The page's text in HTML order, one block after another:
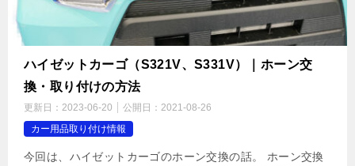
ハイゼットカーゴ（S321V、S331V）｜ホーン交
換・取り付けの方法
更新日： 2023-06-20 公開日： 2021-08-26
カー用品取り付け情報
今回は、ハイゼットカーゴのホーン交換の話。 ホーン交換